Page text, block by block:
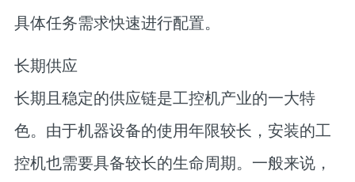
具体任务需求快速进行配置。
长期供应
长期且稳定的供应链是工控机产业的一大特
色。由于机器设备的使用年限较长，安装的工
控机也需要具备较长的生命周期。一般来说，